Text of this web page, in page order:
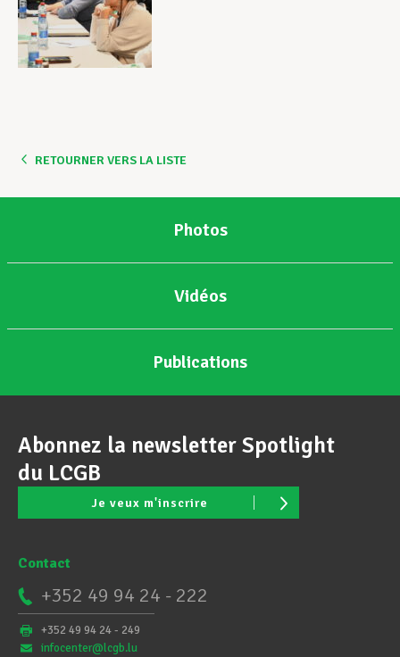
RETOURNER VERS LA LISTE
Photos
Vidéos
Publications
Abonnez la newsletter Spotlight
du LCGB
Je veux m'inscrire
Contact
+352 49 94 24 - 222
+352 49 94 24 - 249
infocenter@lcgb.lu